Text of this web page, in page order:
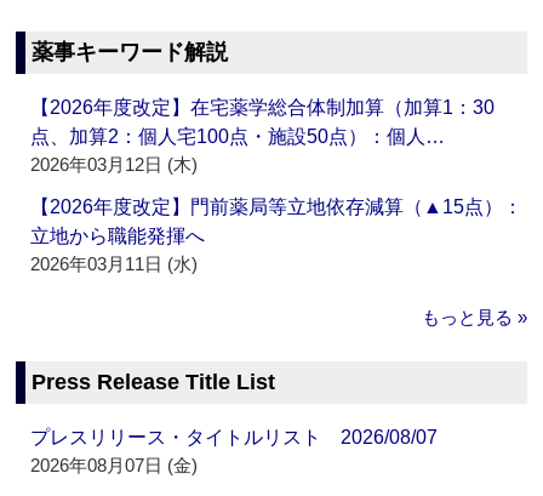
薬事キーワード解説
【2026年度改定】在宅薬学総合体制加算（加算1：30
点、加算2：個人宅100点・施設50点）：個人…
2026年03月12日 (木)
【2026年度改定】門前薬局等立地依存減算（▲15点）：
立地から職能発揮へ
2026年03月11日 (水)
もっと見る »
Press Release Title List
プレスリリース・タイトルリスト 2026/08/07
2026年08月07日 (金)